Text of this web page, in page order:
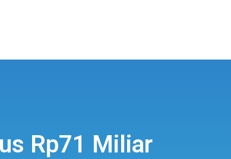
Rp71 Miliar